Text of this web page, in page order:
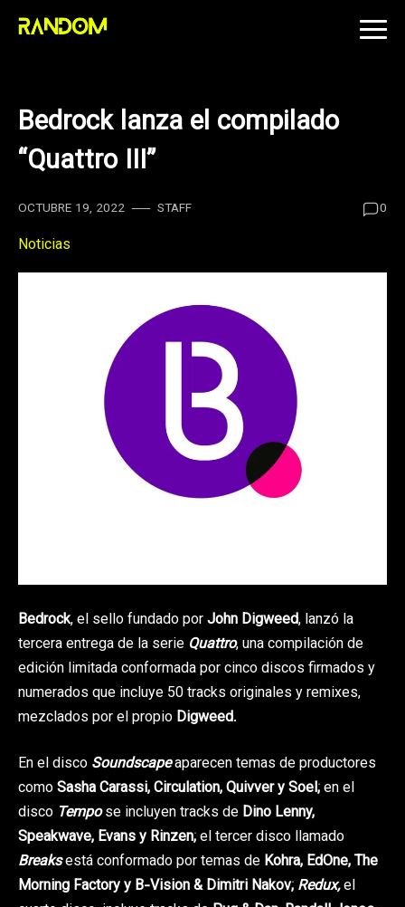
Skip
Bedrock lanza el compilado
“Quattro III”
OCTUBRE 19, 2022 STAFF 0
Noticias
Bedrock, el sello fundado porJohn Digweed, lanzó la
tercera entrega de la serie Quattro, una compilación de
edición limitada conformada por cinco discos firmados y
numerados que incluye 50 tracks originales y remixes,
mezclados por el propio Digweed.
En el disco Soundscapeaparecen temas de productores
comoSasha Carassi, Circulation, Quivver y Soel;en el
disco Tempose incluyen tracks de Dino Lenny,
Speakwave, Evans y Rinzen;el tercer disco llamado
Breaksestá conformado por temas de Kohra, EdOne, The
Morning Factory y B-Vision & Dimitri Nakov; Redux,el